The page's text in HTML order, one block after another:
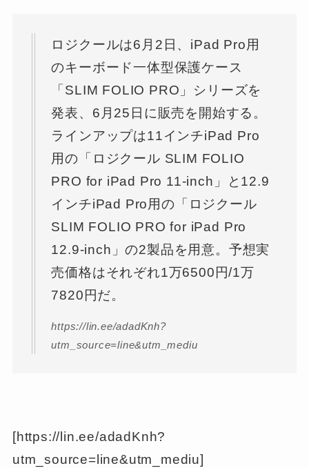
ロジクールは6月2日、iPad Pro用
のキーボード一体型保護ケース
「SLIM FOLIO PRO」シリーズを
発表、6月25日に販売を開始する。
ラインアップは11インチiPad Pro
用の「ロジクール SLIM FOLIO
PRO for iPad Pro 11-inch」と12.9
インチiPad Pro用の「ロジクール
SLIM FOLIO PRO for iPad Pro
12.9-inch」の2製品を用意。予想実
売価格はそれぞれ1万6500円/1万
7820円だ。
https://lin.ee/adadKnh?
utm_source=line&utm_mediu
[https://lin.ee/adadKnh?
utm_source=line&utm_mediu]